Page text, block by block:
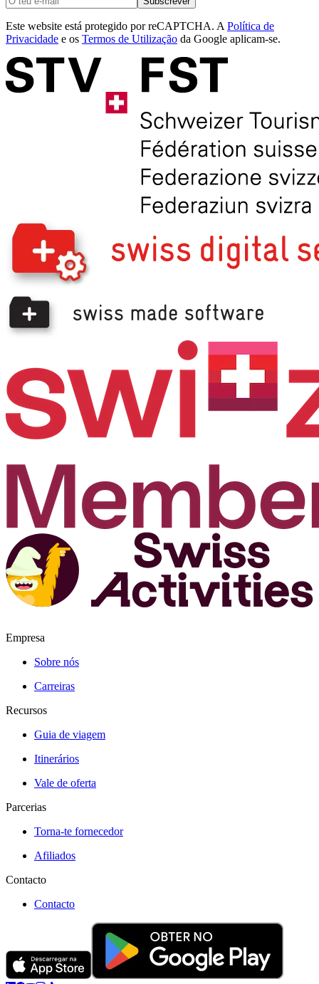
Este website está protegido por reCAPTCHA. A Política de
Privacidade e os Termos de Utilização da Google aplicam-se.
Empresa
Sobre nós
Carreiras
Recursos
Guia de viagem
Itinerários
Vale de oferta
Parcerias
Torna-te fornecedor
Afiliados
Contacto
Contacto